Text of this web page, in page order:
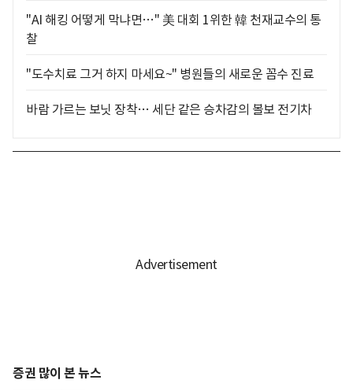
"AI 해킹 어떻게 막냐면…" 美 대회 1위한 韓 천재교수의 통
찰
"도수치료 그거 하지 마세요~" 병원들의 새로운 꼼수 진료
바람 가르는 보닛 장착… 세단 같은 승차감의 볼보 전기차
증권 많이 본 뉴스